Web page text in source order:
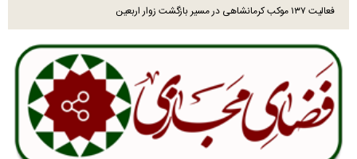
فعالیت ۱۳۷ موکب کرمانشاهی در مسیر بازگشت زوار اربعین